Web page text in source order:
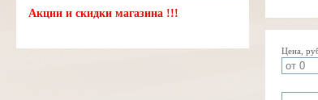
Акции и скидки магазина !!!
Цена,